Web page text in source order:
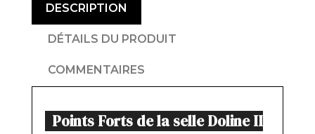
DESCRIPTION
DÉTAILS DU PRODUIT
COMMENTAIRES
Points Forts de la selle Doline II